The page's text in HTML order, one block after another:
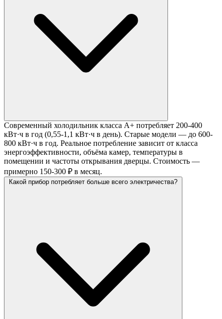
Современный холодильник класса A+ потребляет 200-400
кВт·ч в год (0,55-1,1 кВт·ч в день). Старые модели — до 600-
800 кВт·ч в год. Реальное потребление зависит от класса
энергоэффективности, объёма камер, температуры в
помещении и частоты открывания дверцы. Стоимость —
примерно 150-300 ₽ в месяц.
Какой прибор потребляет больше всего электричества?